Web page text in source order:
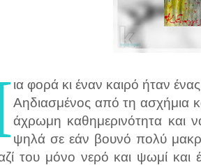
ια φορά κι έναν καιρό ήταν
Αηδιασμένος από τη ασχήμια
άχρωμη καθημερινότητα και
ψηλά σε εάν βουνό πολύ
του μόνο νερό και ψωμί